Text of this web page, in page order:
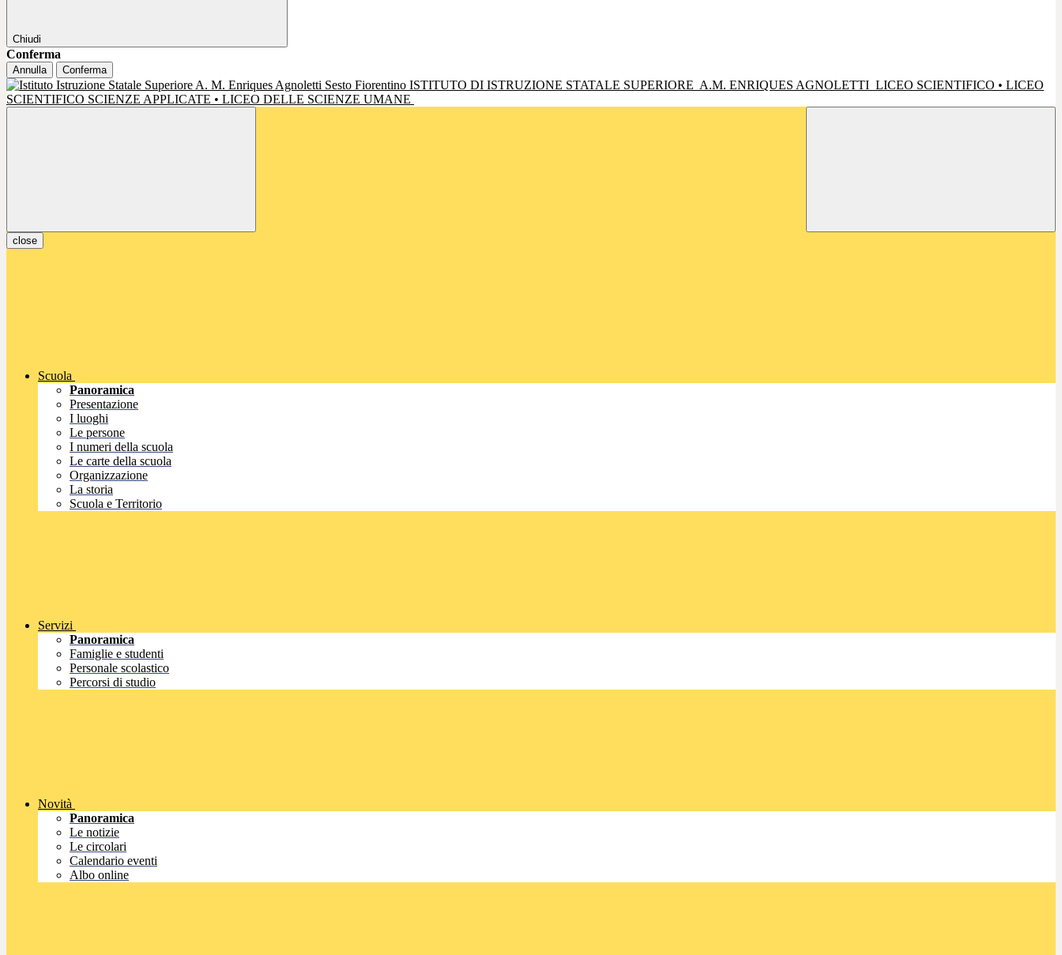
Chiudi
Conferma
Annulla Conferma
ISTITUTO DI ISTRUZIONE STATALE SUPERIORE A.M. ENRIQUES AGNOLETTI LICEO SCIENTIFICO • LICEO
SCIENTIFICO SCIENZE APPLICATE • LICEO DELLE SCIENZE UMANE
close
Scuola
Panoramica
Presentazione
I luoghi
Le persone
I numeri della scuola
Le carte della scuola
Organizzazione
La storia
Scuola e Territorio
Servizi
Panoramica
Famiglie e studenti
Personale scolastico
Percorsi di studio
Novità
Panoramica
Le notizie
Le circolari
Calendario eventi
Albo online